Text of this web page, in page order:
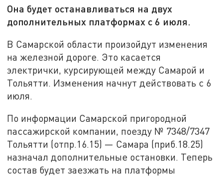
Она будет останавливаться на двух
дополнительных платформах с 6 июля.
В Самарской области произойдут изменения
на железной дороге. Это касается
электрички, курсирующей между Самарой и
Тольятти. Изменения начнут действовать с 6
июля.
По информации Самарской пригородной
пассажирской компании, поезду № 7348/7347
Тольятти (отпр.16.15) — Самара (приб.18.25)
назначал дополнительные остановки. Теперь
состав будет заезжать на платформы